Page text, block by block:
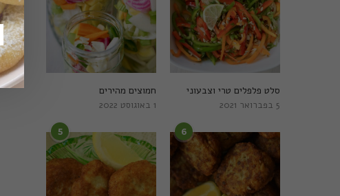
חמוצים מהירים
1 באוגוסט 2022
סלט פלפלים טרי וצבעוני
5 בפברואר 2021
5 6